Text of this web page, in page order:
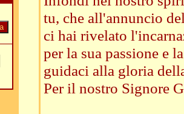
tu, che all'annuncio
ci hai rivelato
per la sua passione e
guidaci alla gloria
Per il nostro Signore